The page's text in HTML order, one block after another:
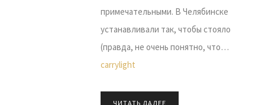
примечательными. В Челябинске
устанавливали так, чтобы стояло
(правда, не очень понятно, что…
carrylight
ЧИТАТЬ ДАЛЕЕ